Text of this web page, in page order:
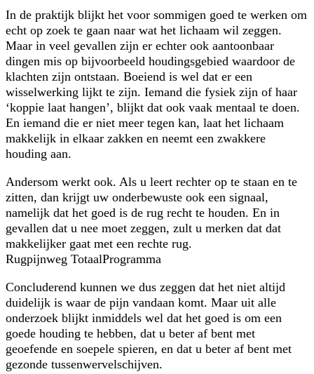
In de praktijk blijkt het voor sommigen goed te werken om
echt op zoek te gaan naar wat het lichaam wil zeggen.
Maar in veel gevallen zijn er echter ook aantoonbaar
dingen mis op bijvoorbeeld houdingsgebied waardoor de
klachten zijn ontstaan. Boeiend is wel dat er een
wisselwerking lijkt te zijn. Iemand die fysiek zijn of haar
‘koppie laat hangen’, blijkt dat ook vaak mentaal te doen.
En iemand die er niet meer tegen kan, laat het lichaam
makkelijk in elkaar zakken en neemt een zwakkere
houding aan.
Andersom werkt ook. Als u leert rechter op te staan en te
zitten, dan krijgt uw onderbewuste ook een signaal,
namelijk dat het goed is de rug recht te houden. En in
gevallen dat u nee moet zeggen, zult u merken dat dat
makkelijker gaat met een rechte rug.
Rugpijnweg TotaalProgramma
Concluderend kunnen we dus zeggen dat het niet altijd
duidelijk is waar de pijn vandaan komt. Maar uit alle
onderzoek blijkt inmiddels wel dat het goed is om een
goede houding te hebben, dat u beter af bent met
geoefende en soepele spieren, en dat u beter af bent met
gezonde tussenwervelschijven.